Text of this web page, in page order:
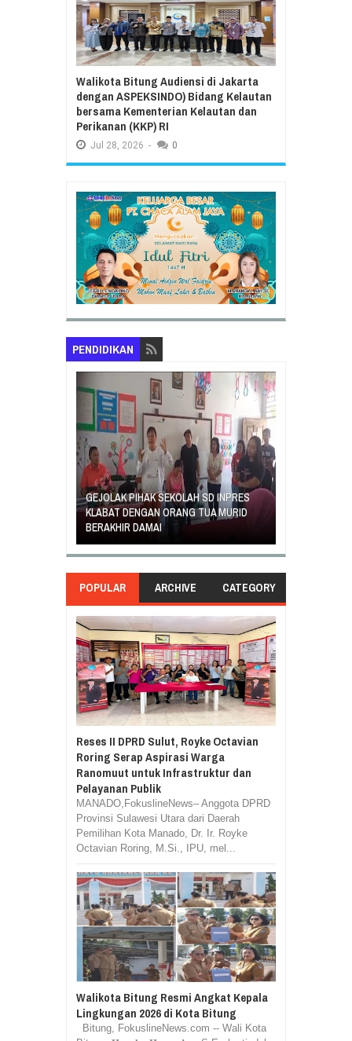
Walikota Bitung Audiensi di Jakarta
dengan ASPEKSINDO) Bidang Kelautan
bersama Kementerian Kelautan dan
Perikanan (KKP) RI
Jul 28, 2026 - 0
PENDIDIKAN
GEJOLAK PIHAK SEKOLAH SD INPRES
KLABAT DENGAN ORANG TUA MURID
BERAKHIR DAMAI
POPULAR ARCHIVE CATEGORY
Reses II DPRD Sulut, Royke Octavian
Roring Serap Aspirasi Warga
Ranomuut untuk Infrastruktur dan
Pelayanan Publik
MANADO,FokuslineNews– Anggota DPRD
Provinsi Sulawesi Utara dari Daerah
Pemilihan Kota Manado, Dr. Ir. Royke
Octavian Roring, M.Si., IPU, mel...
Walikota Bitung Resmi Angkat Kepala
Lingkungan 2026 di Kota Bitung
Bitung, FokuslineNews.com -- Wali Kota